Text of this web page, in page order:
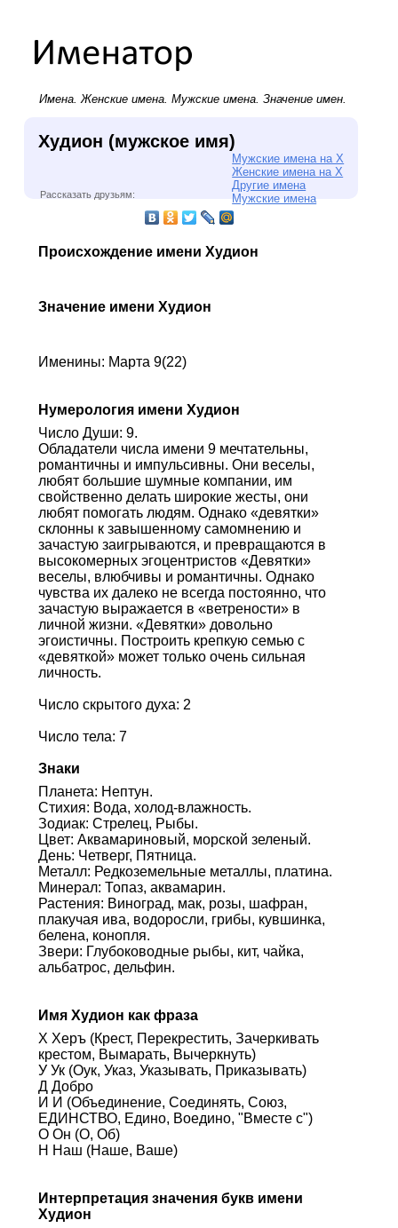
Имена.Женские имена. Мужские имена. Значение имен.
Худион (мужское имя)
Мужские имена на Х
Женские имена на Х
Другие имена
Мужские имена
Рассказать друзьям:
Происхождение имени Худион
Значение имени Худион
Именины: Марта 9(22)
Нумерология имени Худион
Число Души: 9.
Обладатели числа имени 9 мечтательны,
романтичны и импульсивны. Они веселы,
любят большие шумные компании, им
свойственно делать широкие жесты, они
любят помогать людям. Однако «девятки»
склонны к завышенному самомнению и
зачастую заигрываются, и превращаются в
высокомерных эгоцентристов «Девятки»
веселы, влюбчивы и романтичны. Однако
чувства их далеко не всегда постоянно, что
зачастую выражается в «ветрености» в
личной жизни. «Девятки» довольно
эгоистичны. Построить крепкую семью с
«девяткой» может только очень сильная
личность.
Число скрытого духа: 2
Число тела: 7
Знаки
Планета: Нептун.
Стихия: Вода, холод-влажность.
Зодиак: Стрелец, Рыбы.
Цвет: Аквамариновый, морской зеленый.
День: Четверг, Пятница.
Металл: Редкоземельные металлы, платина.
Минерал: Топаз, аквамарин.
Растения: Виноград, мак, розы, шафран,
плакучая ива, водоросли, грибы, кувшинка,
белена, конопля.
Звери: Глубоководные рыбы, кит, чайка,
альбатрос, дельфин.
Имя Худион как фраза
Х Херъ (Крест, Перекрестить, Зачеркивать
крестом, Вымарать, Вычеркнуть)
У Ук (Оук, Указ, Указывать, Приказывать)
Д Добро
И И (Объединение, Соединять, Союз,
ЕДИНСТВО, Едино, Воедино, "Вместе с")
О Он (О, Об)
Н Наш (Наше, Ваше)
Интерпретация значения букв имени
Худион